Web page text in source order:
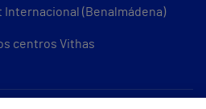
Internacional (Benalmádena)
centros Vithas